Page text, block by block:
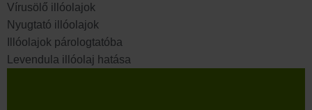
Vírusölő illóolajok
Nyugtató illóolajok
Illóolajok párologtatóba
Levendula illóolaj hatása